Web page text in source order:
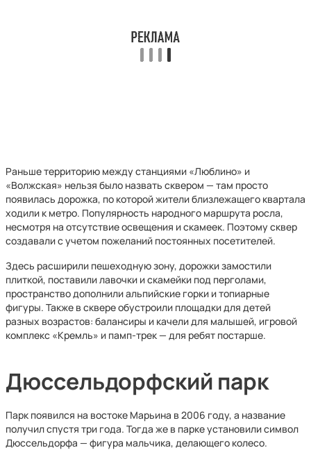
Раньше территорию между станциями «Люблино» и
«Волжская» нельзя было назвать сквером — там просто
появилась дорожка, по которой жители близлежащего квартала
ходили к метро. Популярность народного маршрута росла,
несмотря на отсутствие освещения и скамеек. Поэтому сквер
создавали с учетом пожеланий постоянных посетителей.
Здесь расширили пешеходную зону, дорожки замостили
плиткой, поставили лавочки и скамейки под перголами,
пространство дополнили альпийские горки и топиарные
фигуры. Также в сквере обустроили площадки для детей
разных возрастов: балансиры и качели для малышей, игровой
комплекс «Кремль» и памп-трек — для ребят постарше.
Дюссельдорфский парк
Парк появился на востоке Марьина в 2006 году, а название
получил спустя три года. Тогда же в парке установили символ
Дюссельдорфа — фигура мальчика, делающего колесо.